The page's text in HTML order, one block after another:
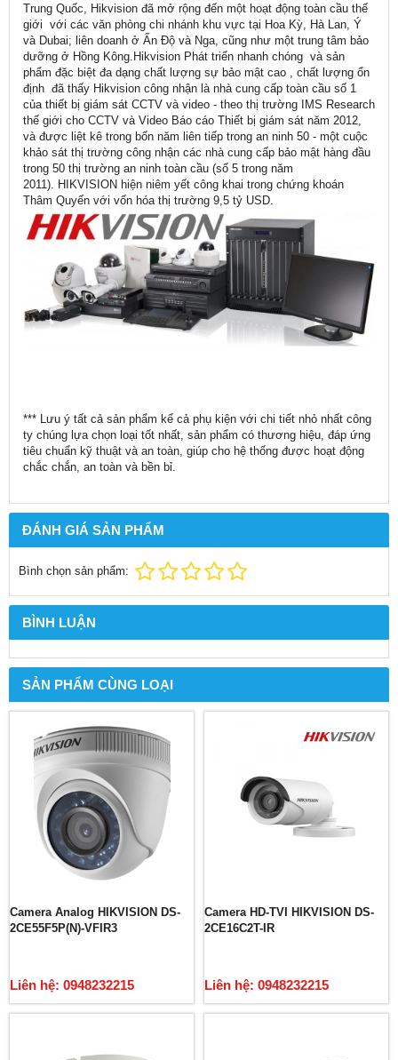
Trung Quốc, Hikvision đã mở rộng đến một hoạt động toàn cầu thế
giới với các văn phòng chi nhánh khu vực tại Hoa Kỳ, Hà Lan, Ý
và Dubai; liên doanh ở Ấn Độ và Nga, cũng như một trung tâm bảo
dưỡng ở Hồng Kông.Hikvision Phát triển nhanh chóng và sản
phẩm đặc biệt đa dạng chất lượng sự bảo mật cao , chất lượng ổn
định đã thấy Hikvision công nhận là nhà cung cấp toàn cầu số 1
của thiết bị giám sát CCTV và video - theo thị trường IMS Research
thế giới cho CCTV và Video Báo cáo Thiết bị giám sát năm 2012,
và được liệt kê trong bốn năm liên tiếp trong an ninh 50 - một cuộc
khảo sát thị trường công nhận các nhà cung cấp bảo mật hàng đầu
trong 50 thị trường an ninh toàn cầu (số 5 trong năm
2011). HIKVISION hiện niêm yết công khai trong chứng khoán
Thâm Quyến với vốn hóa thị trường 9,5 tỷ USD.
*** Lưu ý tất cả sản phẩm kể cả phụ kiện với chi tiết nhỏ nhất công
ty chúng lựa chọn loại tốt nhất, sản phẩm có thương hiệu, đáp ứng
tiêu chuẩn kỹ thuật và an toàn, giúp cho hệ thống được hoạt động
chắc chắn, an toàn và bền bỉ.
ĐÁNH GIÁ SẢN PHẨM
Bình chọn sản phẩm:
BÌNH LUẬN
SẢN PHẨM CÙNG LOẠI
Camera Analog HIKVISION DS-
2CE55F5P(N)-VFIR3
Liên hệ: 0948232215
Camera HD-TVI HIKVISION DS-
2CE16C2T-IR
Liên hệ: 0948232215